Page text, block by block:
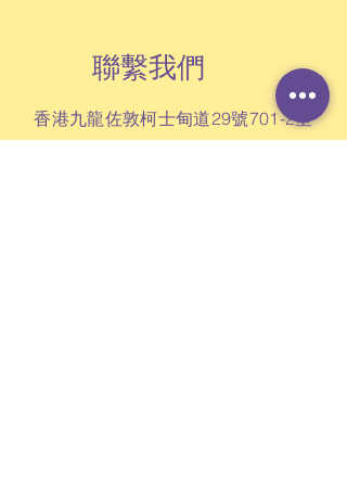
聯繫我們
香港九龍佐敦柯士甸道29號701-2室